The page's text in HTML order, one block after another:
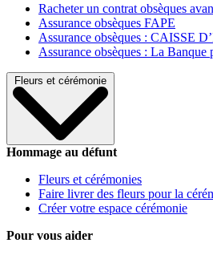
Racheter un contrat obsèques
Assurance obsèques FAPE
Assurance obsèques : CAISSE
Assurance obsèques : La Banque
Fleurs et cérémonie
Hommage au défunt
Fleurs et cérémonies
Faire livrer des fleurs pour la
Créer votre espace cérémonie
Pour vous aider